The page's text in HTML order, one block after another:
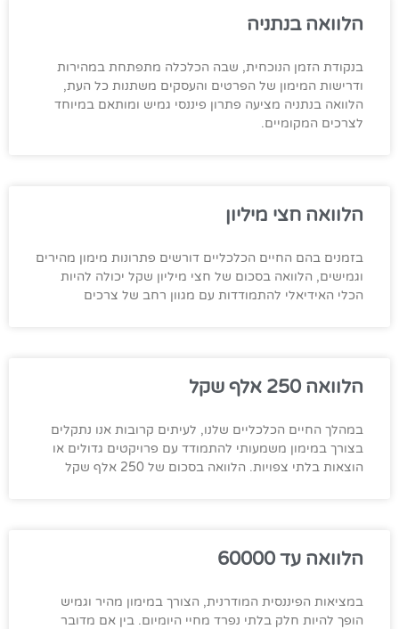
הלוואה בנתניה
בנקודת הזמן הנוכחית, שבה הכלכלה מתפתחת במהירות
ודרישות המימון של הפרטים והעסקים משתנות כל העת,
הלוואה בנתניה מציעה פתרון פיננסי גמיש ומותאם במיוחד
לצרכים המקומיים.
הלוואה חצי מיליון
בזמנים בהם החיים הכלכליים דורשים פתרונות מימון מהירים
וגמישים, הלוואה בסכום של חצי מיליון שקל יכולה להיות
הכלי האידיאלי להתמודדות עם מגוון רחב של צרכים
הלוואה 250 אלף שקל
במהלך החיים הכלכליים שלנו, לעיתים קרובות אנו נתקלים
בצורך במימון משמעותי להתמודד עם פרויקטים גדולים או
הוצאות בלתי צפויות. הלוואה בסכום של 250 אלף שקל
הלוואה עד 60000
במציאות הפיננסית המודרנית, הצורך במימון מהיר וגמיש
הופך להיות חלק בלתי נפרד מחיי היומיום. בין אם מדובר